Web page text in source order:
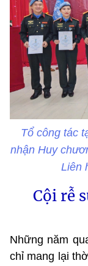
Tổ công tác
nhận Huy
Liên
Cội rễ
Những năm
chỉ mang lại